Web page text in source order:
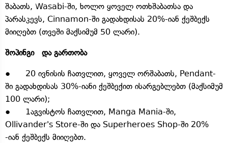
შაბათს, Wasabi-ში, ხოლო ყოველ ოთხშაბათსა და
პარასკევს, Cinnamon-ში გადახდისას 20%-იან ქეშბექს
მიიღებთ (თვეში მაქსიმუმ 50 ლარი).
შოპინგი და გართობა
● 20 ივნისის ჩათვლით, ყოველ ორშაბათს, Pendant-
ში გადახდისას 30%-იანი ქეშბექით ისარგებლებთ (მაქსიმუმ
100 ლარი);
● 1აგვისტოს ჩათვლით, Manga Mania-ში,
Ollivander's Store-ში და Superheroes Shop-ში 20%
-იან ქეშბექს მიიღებთ.